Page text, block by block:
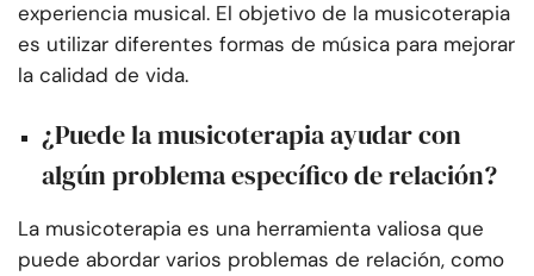
experiencia musical. El objetivo de la musicoterapia
es utilizar diferentes formas de música para mejorar
la calidad de vida.
¿Puede la musicoterapia ayudar con
algún problema específico de relación?
La musicoterapia es una herramienta valiosa que
puede abordar varios problemas de relación, como